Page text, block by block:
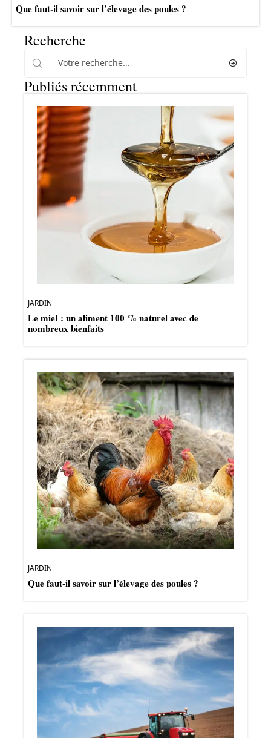
Que faut-il savoir sur l’élevage des poules ?
Recherche
Publiés récemment
JARDIN
Le miel : un aliment 100 % naturel avec de
nombreux bienfaits
JARDIN
Que faut-il savoir sur l’élevage des poules ?